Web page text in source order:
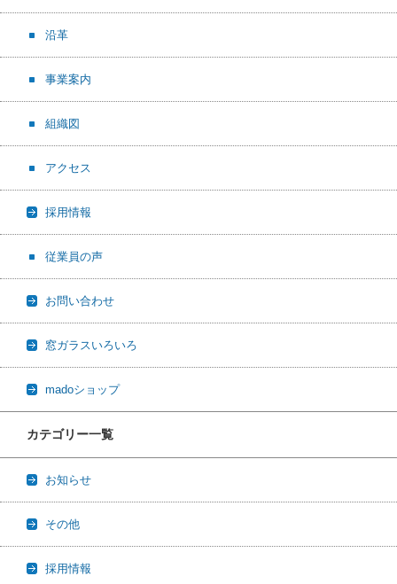
沿革
事業案内
組織図
アクセス
採用情報
従業員の声
お問い合わせ
窓ガラスいろいろ
madoショップ
カテゴリー一覧
お知らせ
その他
採用情報